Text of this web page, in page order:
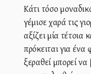
Κάτι τόσο
γέμισε χαρά τις
αξίζει μία τέτοια
πρόκειται για
ξεραθεί μπορεί